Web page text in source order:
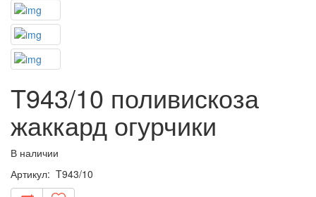
T943/10 поливискоза
жаккард огурчики
В наличии
Артикул: T943/10